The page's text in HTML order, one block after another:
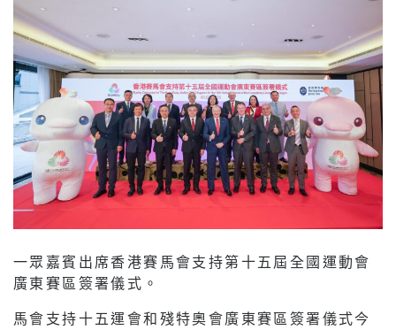
一眾嘉賓出席香港賽馬會支持第十五屆全國運動會
廣東賽區簽署儀式。
馬會支持十五運會和殘特奧會廣東賽區簽署儀式今